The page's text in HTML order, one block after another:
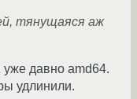
тянущаяся аж
давно amd64.
удлинили.